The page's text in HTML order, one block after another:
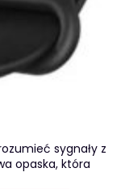
sygnały z
opaska, która